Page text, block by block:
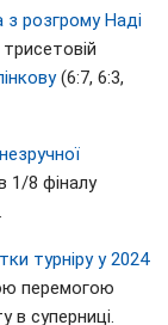
з розгрому Наді
(6:7, 6:3,
1/8 фіналу
турніру у 2024
перемогою
суперниці.